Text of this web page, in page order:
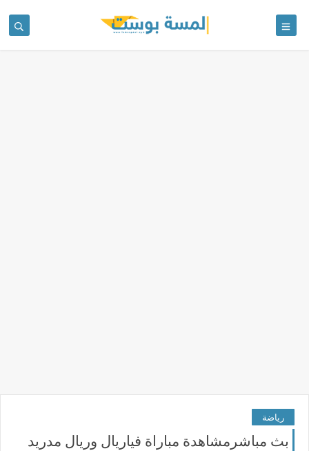
رياضة
بث مباشرمشاهدة مباراة فياريال وريال مدريد